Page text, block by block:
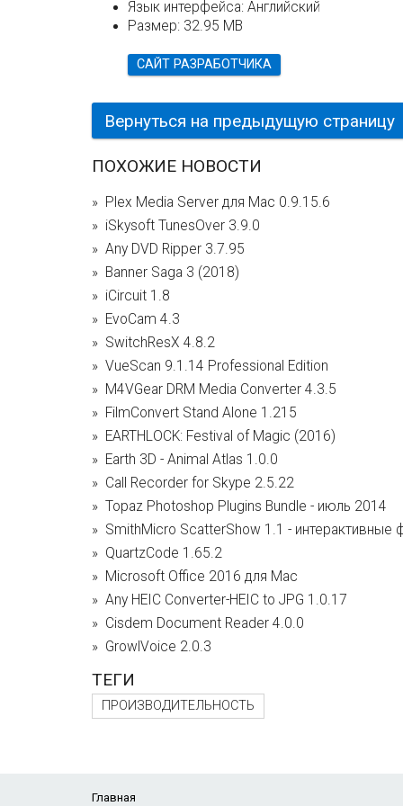
Язык интерфейса: Английский
Размер: 32.95 MB
САЙТ РАЗРАБОТЧИКА
Вернуться на предыдущую страницу
ПОХОЖИЕ НОВОСТИ
Plex Media Server для Mac 0.9.15.6
iSkysoft TunesOver 3.9.0
Any DVD Ripper 3.7.95
Banner Saga 3 (2018)
iCircuit 1.8
EvoCam 4.3
SwitchResX 4.8.2
VueScan 9.1.14 Professional Edition
M4VGear DRM Media Converter 4.3.5
FilmConvert Stand Alone 1.215
EARTHLOCK: Festival of Magic (2016)
Earth 3D - Animal Atlas 1.0.0
Call Recorder for Skype 2.5.22
Topaz Photoshop Plugins Bundle - июль 2014
SmithMicro ScatterShow 1.1 - интерактивные
QuartzCode 1.65.2
Microsoft Office 2016 для Mac
Any HEIC Converter-HEIC to JPG 1.0.17
Cisdem Document Reader 4.0.0
GrowlVoice 2.0.3
ТЕГИ
ПРОИЗВОДИТЕЛЬНОСТЬ
Главная